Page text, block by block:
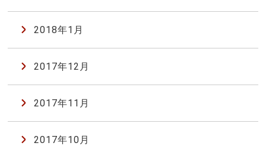
2018年1月
2017年12月
2017年11月
2017年10月